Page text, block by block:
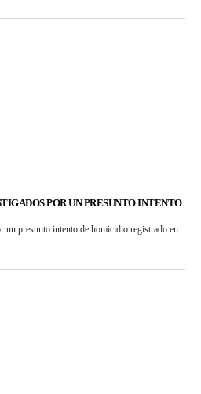
POR UN PRESUNTO INTENTO
un presunto intento de homicidio registrado en